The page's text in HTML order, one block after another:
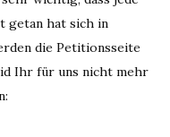
getan hat sich in
die Petitionsseite
Ihr für uns nicht mehr